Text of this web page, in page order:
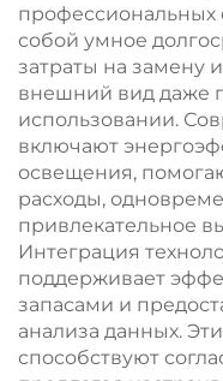
профессиональных
собой умное
затраты на замену
внешний вид даже
использовании.
включают
освещения,
расходы,
привлекательное
Интеграция
поддерживает
запасами и
анализа данных.
способствуют